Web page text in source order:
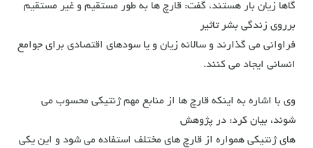
گاها زیان بار هستند، گفت: قارچ ها به طور مستقیم و غیر مستقیم
برروی زندگی بشر تاثیر
فراوانی می گذارند و سالانه زیان و یا سودهای اقتصادی برای جوامع
انسانی ایجاد می کنند.
وی با اشاره به اینکه قارچ ها از منابع مهم ژنتیکی محسوب می
شوند، بیان کرد: در پژوهش
های ژنتیکی همواره از قارچ های مختلف استفاده می شود و این یکی